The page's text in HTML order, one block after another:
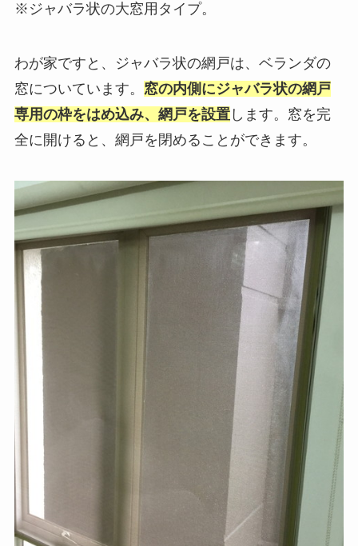
※ジャバラ状の大窓用タイプ。
わが家ですと、ジャバラ状の網戸は、ベランダの
窓についています。 窓の内側にジャバラ状の網戸
専用の枠をはめ込み、網戸を設置します。窓を完
全に開けると、網戸を閉めることができます。